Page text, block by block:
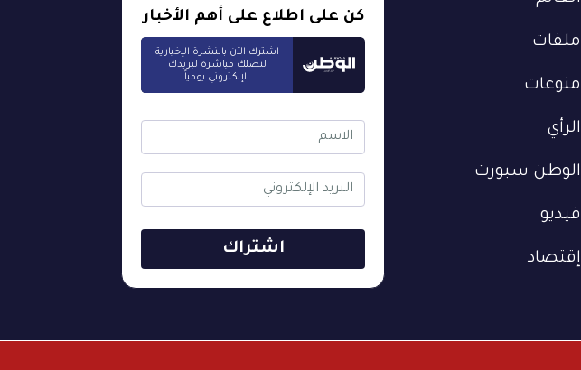
ملفات
منوعات
الرأي
الوطن سبورت
فيديو
إقتصاد
كن على اطلاع على أهم الأخبار
اشترك الآن بالنشرة الإخبارية
لتصلك مباشرة لبريدك
الإلكتروني يومياً
اشتراك